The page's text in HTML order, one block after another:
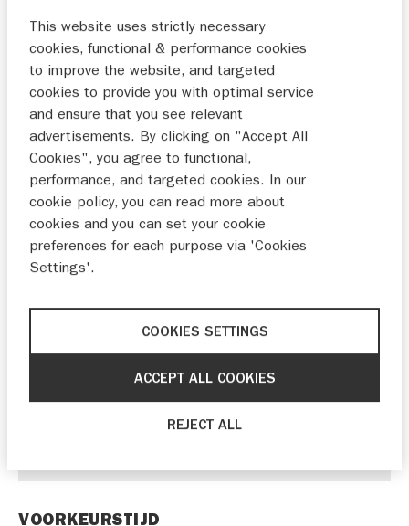
VOORKEURSDATUM
MA DI WO DO VR ZA
31
3 4 5 6 7
11
17
2 3 4
via telefoonnummer
VOORKEURSTIJD
This website uses strictly necessary
cookies, functional & performance cookies
to improve the website, and targeted
cookies to provide you with optimal service
and ensure that you see relevant
advertisements. By clicking on "Accept All
Cookies", you agree to functional,
performance, and targeted cookies. In our
cookie policy, you can read more about
cookies and you can set your cookie
preferences for each purpose via 'Cookies
Settings'.
COOKIES SETTINGS
REJECT ALL
ACCEPT ALL COOKIES